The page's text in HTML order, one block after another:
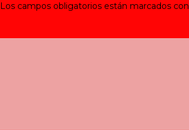
Los campos obligatorios están marcados con